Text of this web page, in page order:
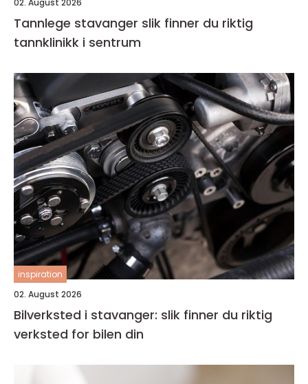
02. August 2026
Tannlege stavanger slik finner du riktig
tannklinikk i sentrum
inspiration
02. August 2026
Bilverksted i stavanger: slik finner du riktig
verksted for bilen din